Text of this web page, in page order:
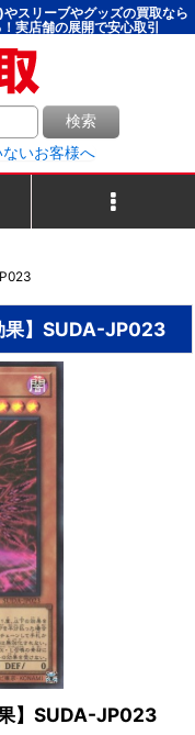
スリーブやグッズの買取なら
実店舗の展開で安心取引
検索
いお客様へ
果】SUDA-JP023
果】SUDA-JP023